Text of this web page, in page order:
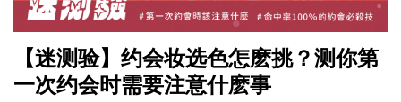
【迷测验】约会妆选色怎麽挑？测你第
一次约会时需要注意什麽事